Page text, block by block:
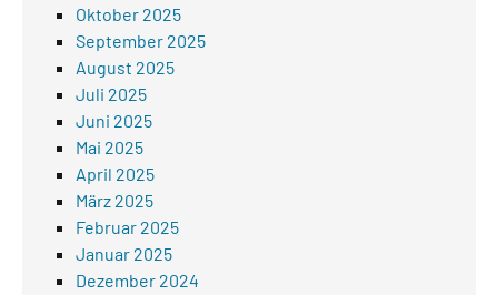
Oktober 2025
September 2025
August 2025
Juli 2025
Juni 2025
Mai 2025
April 2025
März 2025
Februar 2025
Januar 2025
Dezember 2024